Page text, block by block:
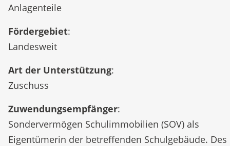
Anlagenteile
Fördergebiet:
Landesweit
Art der Unterstützung:
Zuschuss
Zuwendungsempfänger:
Sondervermögen Schulimmobilien (SOV) als
Eigentümerin der betreffenden Schulgebäude. Des